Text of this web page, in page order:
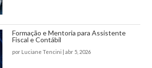
Formação e Mentoria para Assistente
Fiscal e Contábil
por Luciane Tencini | abr 5, 2026